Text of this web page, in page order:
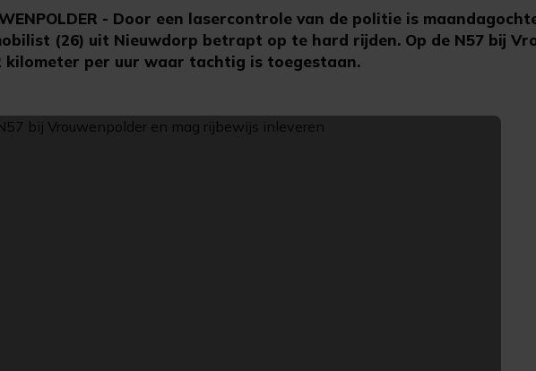
- Door een lasercontrole van de politie is
(26) uit Nieuwdorp betrapt op te hard rijden. Op de N57 bij
kilometer per uur waar tachtig is toegestaan.